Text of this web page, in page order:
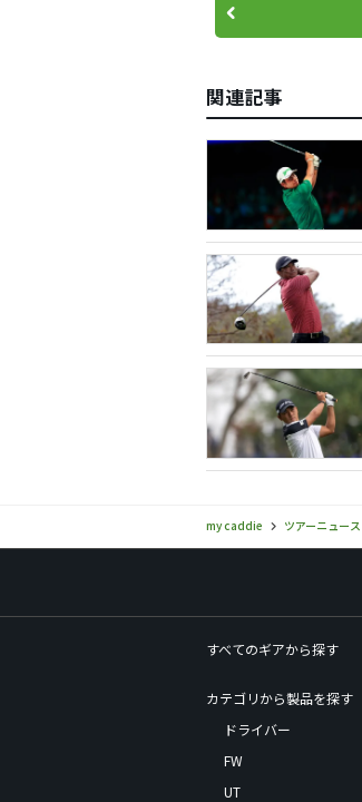
関連記事
my caddie ツアーニュース
すべてのギアから探す
カテゴリから製品を探す
ドライバー
FW
UT